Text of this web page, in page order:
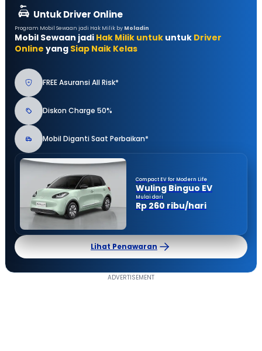
Untuk Driver Online
Program Mobil Sewaan jadi Hak Milik by Moladin
Mobil Sewaan jadi Hak Milik untuk untuk Driver
Online yang Siap Naik Kelas
FREE Asuransi All Risk*
Diskon Charge 50%
Mobil Diganti Saat Perbaikan*
Compact EV for Modern Life
Wuling Binguo EV
Mulai dari
Rp 260 ribu/hari
Lihat Penawaran